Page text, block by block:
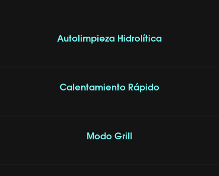
Autolimpieza Hidrolítica
Calentamiento Rápido
Modo Grill